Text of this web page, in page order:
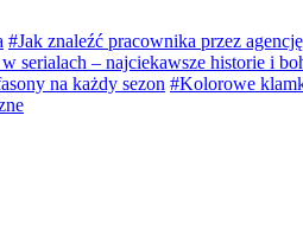
#Jak znaleźć pracownika przez
serialach – najciekawsze historie i
na każdy sezon #Kolorowe